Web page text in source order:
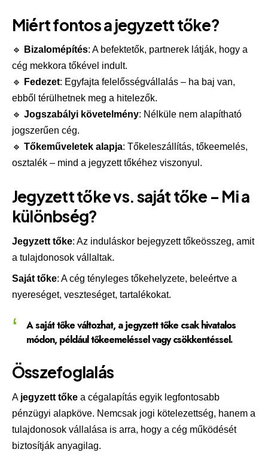
Miért fontos a jegyzett tőke?
🔹 Bizalomépítés: A befektetők, partnerek látják, hogy a
cég mekkora tőkével indult.
🔹
Fedezet: Egyfajta felelősségvállalás – ha baj van,
ebből térülhetnek meg a hitelezők.
🔹 Jogszabályi követelmény: Nélküle nem alapítható
jogszerűen cég.
🔹 Tőkeműveletek alapja: Tőkeleszállítás, tőkeemelés,
osztalék – mind a jegyzett tőkéhez viszonyul.
Jegyzett tőke vs. saját tőke – Mi a
különbség?
Jegyzett tőke: Az induláskor bejegyzett tőkeösszeg, amit
a tulajdonosok vállaltak.
Saját tőke: A cég tényleges tőkehelyzete, beleértve a
nyereséget, veszteséget, tartalékokat.
A saját tőkeváltozhat, a jegyzett tőke csak hivatalos
módon, például tőkeemeléssel vagy csökkentéssel.
Összefoglalás
A jegyzett tőke a cégalapítás egyik legfontosabb
pénzügyi alapköve. Nemcsak jogi kötelezettség, hanem a
tulajdonosok vállalása is arra, hogy a cég működését
biztosítják anyagilag.